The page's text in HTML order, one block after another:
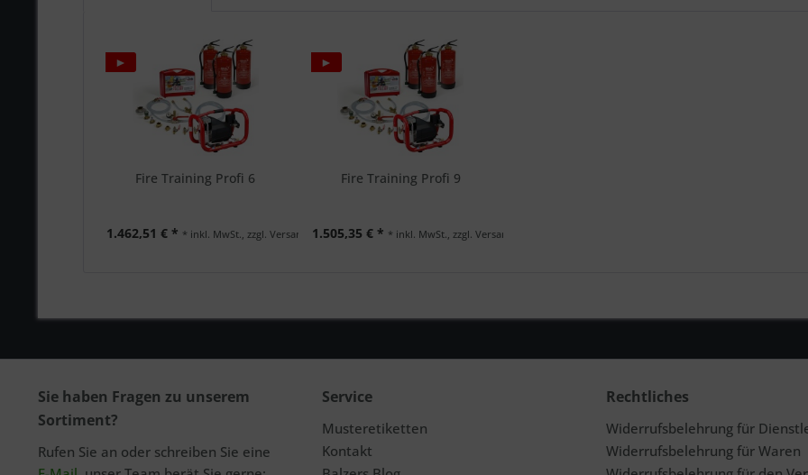
►
Fire Training Profi 6
1.462,51 € * * inkl. MwSt., zzgl. Versand
►
Fire Training Profi 9
1.505,35 € * * inkl. MwSt., zzgl. Versand
Sie haben Fragen zu unserem
Sortiment?
Rufen Sie an oder schreiben Sie eine
Service
Musteretiketten
Kontakt
Rechtliches
Widerrufsbelehrung für
Widerrufsbelehrung für Waren